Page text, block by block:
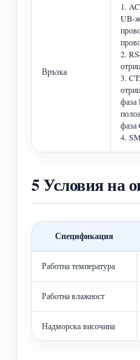
Връзка
1.
UB-
2.
3.
фаза
фаза
4.
5 Условия на
Спецификация
Работна температура
Работна влажност
Надморска височина